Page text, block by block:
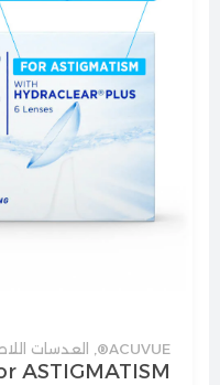
ACUVUE® العدسات
ASTIGMATISM